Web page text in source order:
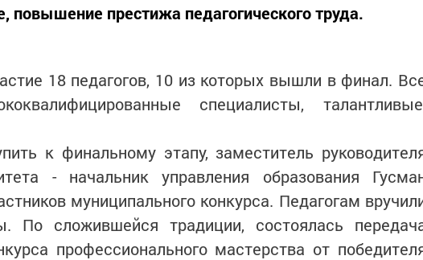
престижа педагогического труда.
18 педагогов, 10 из которых вышли в финал.
специалисты,
к финальному этапу, заместитель
- начальник управления образования
муниципального конкурса. Педагогам
По сложившейся традиции, состоялась
профессионального мастерства от